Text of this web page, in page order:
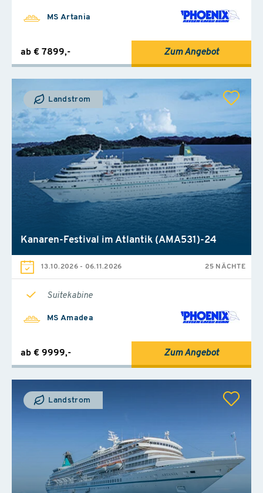
MS Artania
ab € 7899,- Zum Angebot
Landstrom
Kanaren-Festival im Atlantik (AMA531)-24
13.10.2026- 06.11.2026 25 NÄCHTE
Suitekabine
MS Amadea
ab € 9999,- Zum Angebot
Landstrom